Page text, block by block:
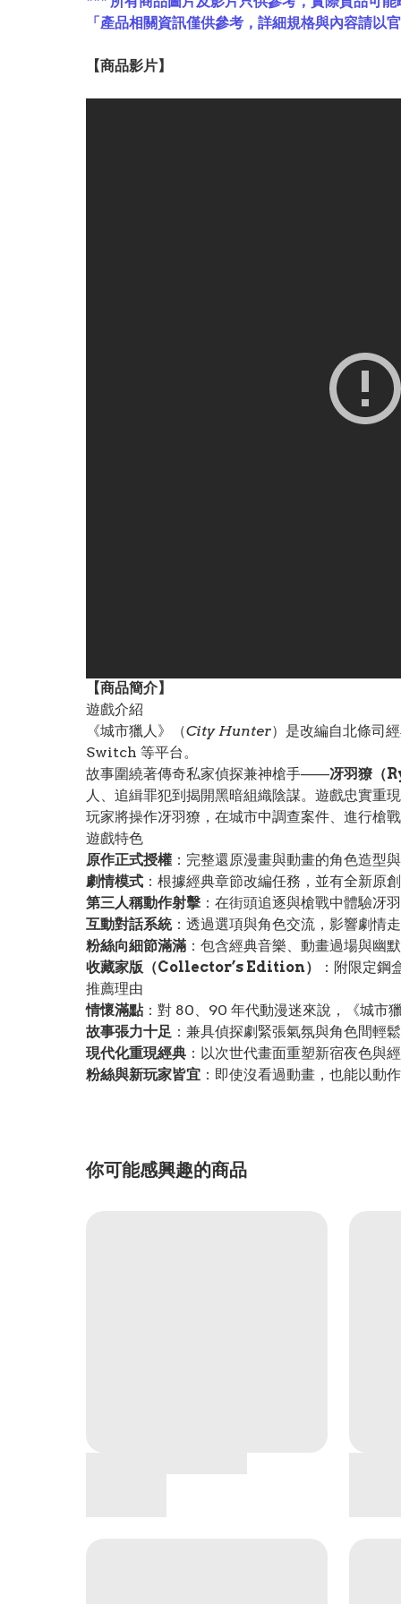
「產品相關資訊僅供參考，詳細規格與內容請以
【商品影片】
【商品簡介】
遊戲介紹
《城市獵人》（City Hunter）是改編自北條司
Switch 等平台。
故事圍繞著傳奇私家偵探兼神槍手——冴羽獠（
人、追緝罪犯到揭開黑暗組織陰謀。遊戲忠實重
玩家將操作冴羽獠，在城市中調查案件、進行槍
遊戲特色
原作正式授權 ：完整還原漫畫與動畫的角色造型
劇情模式 ：根據經典章節改編任務，並有全新原
第三人稱動作射擊 ：在街頭追逐與槍戰中體驗冴
互動對話系統：透過選項與角色交流，影響劇情
粉絲向細節滿滿 ：包含經典音樂、動畫過場與幽
收藏家版（Collector’s Edition）
：附限定鋼
推薦理由
情懷滿點 ：對 80、90 年代動漫迷來說，《城市
故事張力十足 ：兼具偵探劇緊張氣氛與角色間輕
現代化重現經典 ：以次世代畫面重塑新宿夜色與
粉絲與新玩家皆宜 ：即使沒看過動畫，也能以動
你可能感興趣的商品